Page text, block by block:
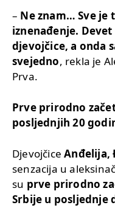
– Ne znam… Sve je
iznenađenje.
djevojčice, a onda
svejedno, rekla je
Prva.
Prve prirodno
posljednjih 20
DjevojčiceAnđelija,
senzacija u
su prve prirodno
Srbije u posljednje